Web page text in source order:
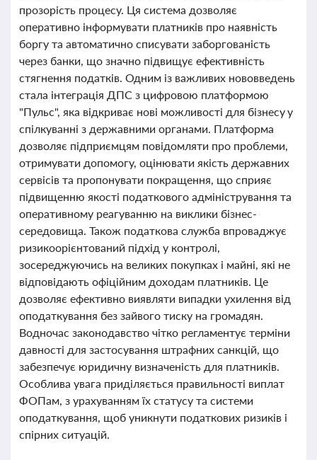
прозорість процесу. Ця система дозволяє
оперативно інформувати платників про наявність
боргу та автоматично списувати заборгованість
через банки, що значно підвищує ефективність
стягнення податків. Одним із важливих нововведень
стала інтеграція ДПС з цифровою платформою
"Пульс", яка відкриває нові можливості для бізнесу у
спілкуванні з державними органами. Платформа
дозволяє підприємцям повідомляти про проблеми,
отримувати допомогу, оцінювати якість державних
сервісів та пропонувати покращення, що сприяє
підвищенню якості податкового адміністрування та
оперативному реагуванню на виклики бізнес-
середовища. Також податкова служба впроваджує
ризикоорієнтований підхід у контролі,
зосереджуючись на великих покупках і майні, які не
відповідають офіційним доходам платників. Це
дозволяє ефективно виявляти випадки ухилення від
оподаткування без зайвого тиску на громадян.
Водночас законодавство чітко регламентує терміни
давності для застосування штрафних санкцій, що
забезпечує юридичну визначеність для платників.
Особлива увага приділяється правильності виплат
ФОПам, з урахуванням їх статусу та системи
оподаткування, щоб уникнути податкових ризиків і
спірних ситуацій.